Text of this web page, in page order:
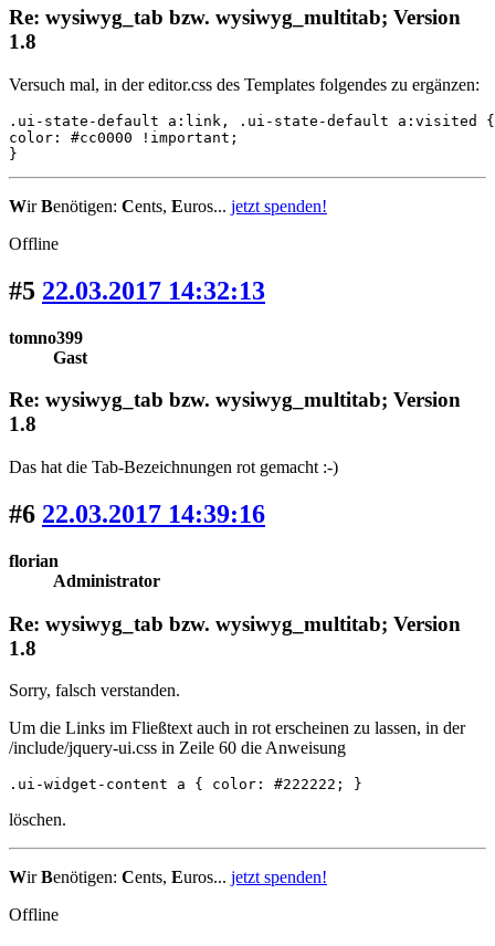
Re: wysiwyg_tab bzw. wysiwyg_multitab; Version
1.8
Versuch mal, in der editor.css des Templates folgendes zu ergänzen:
.ui-state-default a:link, .ui-state-default a:visited {
color: #cc0000 !important;
}
WirBenötigen: Cents, Euros... jetzt spenden!
Offline
#5 22.03.2017 14:32:13
tomno399
Gast
Re: wysiwyg_tab bzw. wysiwyg_multitab; Version
1.8
Das hat die Tab-Bezeichnungen rot gemacht :-)
#6 22.03.2017 14:39:16
florian
Administrator
Re: wysiwyg_tab bzw. wysiwyg_multitab; Version
1.8
Sorry, falsch verstanden.
Um die Links im Fließtext auch in rot erscheinen zu lassen, in der
/include/jquery-ui.css in Zeile 60 die Anweisung
.ui-widget-content a { color: #222222; }
löschen.
WirBenötigen: Cents, Euros... jetzt spenden!
Offline